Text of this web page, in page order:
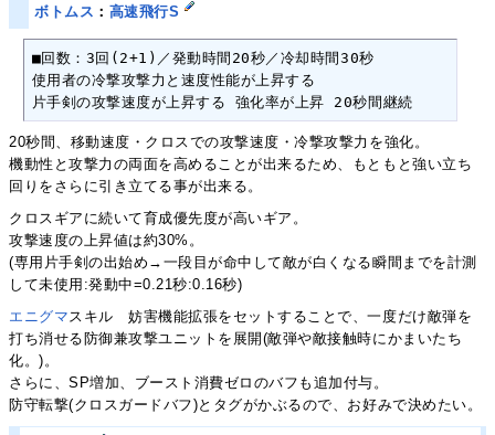
ボトムス ： 高速飛行S
■回数：3回(2+1)／発動時間20秒／冷却時間30秒
使用者の冷撃攻撃力と速度性能が上昇する
片手剣の攻撃速度が上昇する 強化率が上昇 20秒間継続
20秒間、移動速度・クロスでの攻撃速度・冷撃攻撃力を強化。
機動性と攻撃力の両面を高めることが出来るため、もともと強い立ち
回りをさらに引き立てる事が出来る。
クロスギアに続いて育成優先度が高いギア。
攻撃速度の上昇値は約30%。
(専用片手剣の出始め→一段目が命中して敵が白くなる瞬間までを計測
して未使用:発動中=0.21秒:0.16秒)
エニグマスキル 妨害機能拡張をセットすることで、一度だけ敵弾を
打ち消せる防御兼攻撃ユニットを展開(敵弾や敵接触時にかまいたち
化。)。
さらに、SP増加、ブースト消費ゼロのバフも追加付与。
防守転撃(クロスガードバフ)とタグがかぶるので、お好みで決めたい。